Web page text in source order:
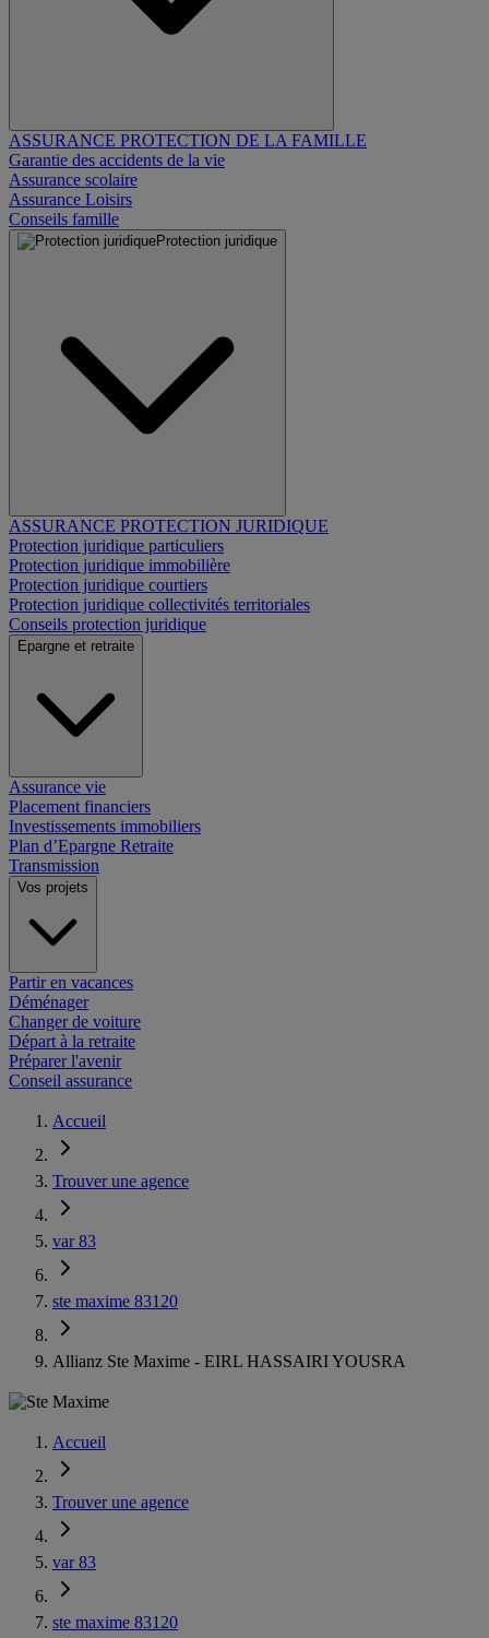
ASSURANCE PROTECTION DE LA FAMILLE
Garantie des accidents de la vie
Assurance scolaire
Assurance Loisirs
Conseils famille
Protection juridique
ASSURANCE PROTECTION JURIDIQUE
Protection juridique particuliers
Protection juridique immobilière
Protection juridique courtiers
Protection juridique collectivités territoriales
Conseils protection juridique
Epargne et retraite
Assurance vie
Placement financiers
Investissements immobiliers
Plan d’Epargne Retraite
Transmission
Vos projets
Partir en vacances
Déménager
Changer de voiture
Départ à la retraite
Préparer l'avenir
Conseil assurance
Accueil
Trouver une agence
var 83
ste maxime 83120
Allianz Ste Maxime - EIRL HASSAIRI YOUSRA
Accueil
Trouver une agence
var 83
ste maxime 83120